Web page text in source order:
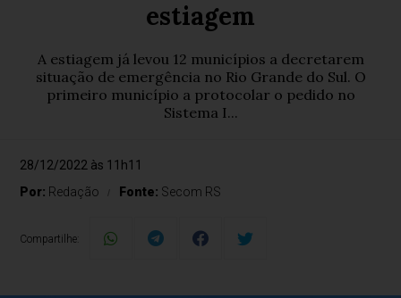
estiagem
A estiagem já levou 12 municípios a decretarem
situação de emergência no Rio Grande do Sul. O
primeiro município a protocolar o pedido no
Sistema I...
28/12/2022 às 11h11
Por: Redação Fonte: Secom RS
Compartilhe: